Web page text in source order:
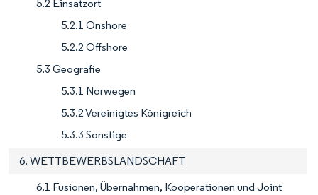
5.2 Einsatzort
5.2.1 Onshore
5.2.2 Offshore
5.3 Geografie
5.3.1 Norwegen
5.3.2 Vereinigtes Königreich
5.3.3 Sonstige
6. WETTBEWERBSLANDSCHAFT
6.1 Fusionen, Übernahmen, Kooperationen und Joint